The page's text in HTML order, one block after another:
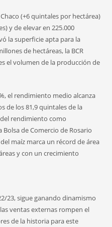
(+6 quintales por hectárea)
y de elevar en 225.000
la superficie apta para la
de hectáreas, la BCR
el volumen de la producción de
el rendimiento medio alcanza
de los 81,9 quintales de la
rendimiento como
de Comercio de Rosario
maíz marca un récord de área
y con un crecimiento
23, sigue ganando dinamismo
ventas externas rompen el
de la historia para este